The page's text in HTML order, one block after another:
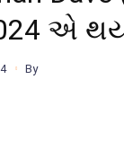
એ
By